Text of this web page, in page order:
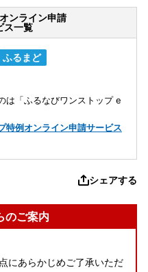
ンライン申請
ス一覧
ふるまど
は「ふるなびワンストップ e
特例オンライン申請サービス
シェアする
のご案内
にあらかじめご了承いただ